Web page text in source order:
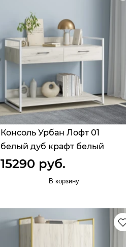
Консоль Урбан Лофт 01
белый дуб крафт белый
15290 руб.
В корзину